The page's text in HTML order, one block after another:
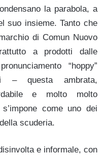
la parabola, a
suo insieme. Tanto che
di Comun Nuovo
a prodotti dalle
“hoppy”
– questa ambrata,
e molto molto
come uno dei
scuderia.
e informale, con